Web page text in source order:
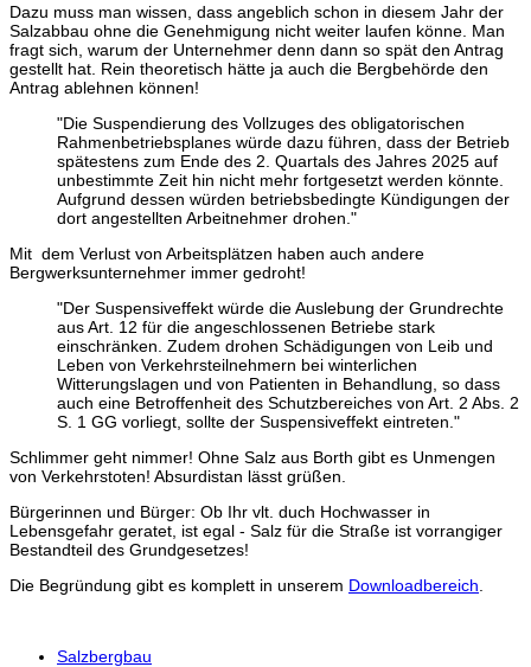
Dazu muss man wissen, dass angeblich schon in diesem Jahr der
Salzabbau ohne die Genehmigung nicht weiter laufen könne. Man
fragt sich, warum der Unternehmer denn dann so spät den Antrag
gestellt hat. Rein theoretisch hätte ja auch die Bergbehörde den
Antrag ablehnen können!
"Die Suspendierung des Vollzuges des obligatorischen
Rahmenbetriebsplanes würde dazu führen, dass der Betrieb
spätestens zum Ende des 2. Quartals des Jahres 2025 auf
unbestimmte Zeit hin nicht mehr fortgesetzt werden könnte.
Aufgrund dessen würden betriebsbedingte Kündigungen der
dort angestellten Arbeitnehmer drohen. "
Mit dem Verlust von Arbeitsplätzen haben auch andere
Bergwerksunternehmer immer gedroht!
"Der Suspensiveffekt würde die Auslebung der Grundrechte
aus Art. 12 für die angeschlossenen Betriebe stark
einschränken. Zudem drohen Schädigungen von Leib und
Leben von Verkehrsteilnehmern bei winterlichen
Witterungslagen und von Patienten in Behandlung, so dass
auch eine Betroffenheit des Schutzbereiches von Art. 2 Abs. 2
S. 1 GG vorliegt, sollte der Suspensiveffekt eintreten. "
Schlimmer geht nimmer! Ohne Salz aus Borth gibt es Unmengen
von Verkehrstoten! Absurdistan lässt grüßen.
Bürgerinnen und Bürger: Ob Ihr vlt. duch Hochwasser in
Lebensgefahr geratet, ist egal - Salz für die Straße ist vorrangiger
Bestandteil des Grundgesetzes!
Die Begründung gibt es komplett in unserem Downloadbereich
Salzbergbau